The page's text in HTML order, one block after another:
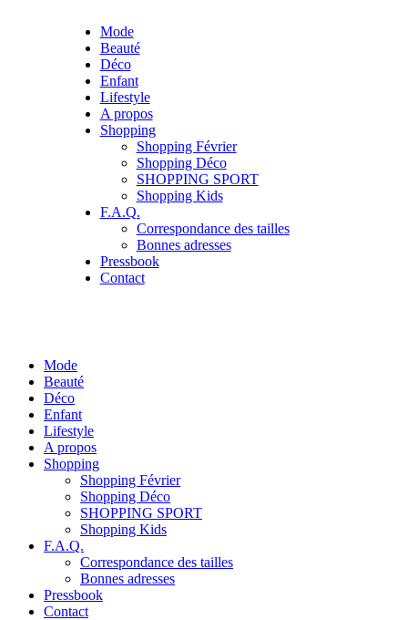
Mode
Beauté
Déco
Enfant
Lifestyle
A propos
Shopping
Shopping Février
Shopping Déco
SHOPPING SPORT
Shopping Kids
F.A.Q.
Correspondance des tailles
Bonnes adresses
Pressbook
Contact
Mode
Beauté
Déco
Enfant
Lifestyle
A propos
Shopping
Shopping Février
Shopping Déco
SHOPPING SPORT
Shopping Kids
F.A.Q.
Correspondance des tailles
Bonnes adresses
Pressbook
Contact